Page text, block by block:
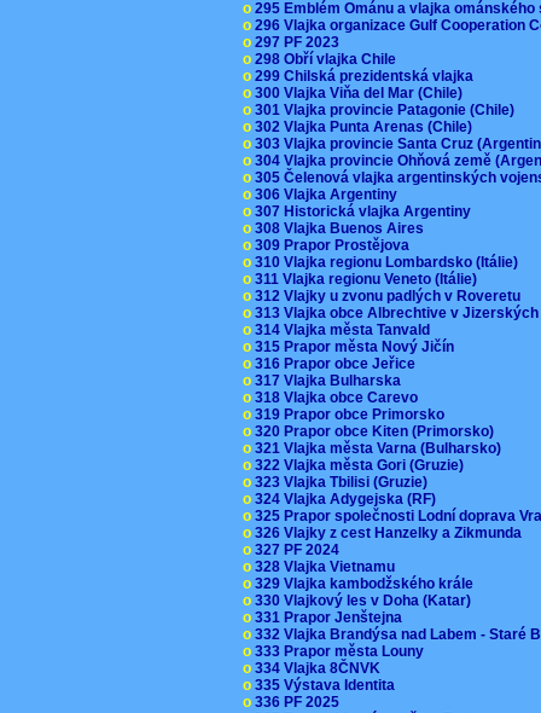
o 295 Emblém Ománu a vlajka
o 296 Vlajka organizace Gulf Cooperation
o 297 PF 2023
o 298 Obří vlajka Chile
o 299 Chilská prezidentská vlajka
o 300 Vlajka Viňa del Mar (Chile)
o 301 Vlajka provincie Patagonie (Chile)
o 302 Vlajka Punta Arenas (Chile)
o 303 Vlajka provincie Santa Cruz
o 304 Vlajka provincie Ohňová země
o 305 Čelenová vlajka argentinských
o 306 Vlajka Argentiny
o 307 Historická vlajka Argentiny
o 308 Vlajka Buenos Aires
o 309 Prapor Prostějova
o 310 Vlajka regionu Lombardsko (Itálie)
o 311 Vlajka regionu Veneto (Itálie)
o 312 Vlajky u zvonu padlých v Roveretu
o 313 Vlajka obce Albrechtive v
o 314 Vlajka města Tanvald
o 315 Prapor města Nový Jičín
o 316 Prapor obce Jeřice
o 317 Vlajka Bulharska
o 318 Vlajka obce Carevo
o 319 Prapor obce Primorsko
o 320 Prapor obce Kiten (Primorsko)
o 321 Vlajka města Varna (Bulharsko)
o 322 Vlajka města Gori (Gruzie)
o 323 Vlajka Tbilisi (Gruzie)
o 324 Vlajka Adygejska (RF)
o 325 Prapor společnosti Lodní doprava
o 326 Vlajky z cest Hanzelky a Zikmunda
o 327 PF 2024
o 328 Vlajka Vietnamu
o 329 Vlajka kambodžského krále
o 330 Vlajkový les v Doha (Katar)
o 331 Prapor Jenštejna
o 332 Vlajka Brandýsa nad Labem - Staré
o 333 Prapor města Louny
o 334 Vlajka 8ČNVK
o 335 Výstava Identita
o 336 PF 2025